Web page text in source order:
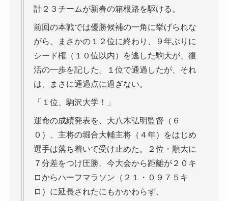
計２３チームが新春の箱根路を駆ける。
前回の本戦では優勝候補の一角に挙げられな
がら、まさかの１２位に終わり、９年ぶりに
シード権（１０位以内）を逃した駒大が、復
活の一歩を記した。１位で通過したが、それ
は、まさに通過点に過ぎない。
「１位、駒沢大学！」
運命の成績発表を、大八木弘明監督（６
０）、主将の堀合大輔主将（４年）をはじめ
選手は落ち着いて受け止めた。２位・順大に
７分差をつけ圧勝。今大会から距離が２０キ
ロからハーフマラソン（２１・０９７５キ
ロ）に延長されたにもかかわらず、